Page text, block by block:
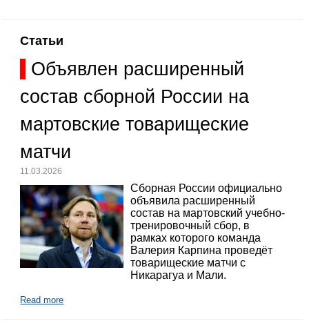
Статьи
Объявлен расширенный
состав сборной России на
мартовские товарищеские
матчи
11.03.2026
Сборная России официально
объявила расширенный
состав на мартовский учебно-
тренировочный сбор, в
рамках которого команда
Валерия Карпина проведёт
товарищеские матчи с
Никарагуа и Мали.
Read more